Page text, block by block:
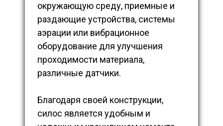
окружающую среду, приемные и
раздающие устройства, системы
аэрации или вибрационное
оборудование для улучшения
проходимости материала,
различные датчики.
Благодаря своей конструкции,
силос является удобным и